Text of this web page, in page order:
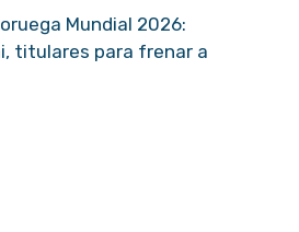
Mundial 2026:
titulares para frenar a